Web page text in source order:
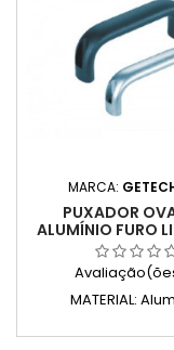
MARCA:
PUXADOR
ALUMÍNIO FURO
MAP -
MATERIAL: